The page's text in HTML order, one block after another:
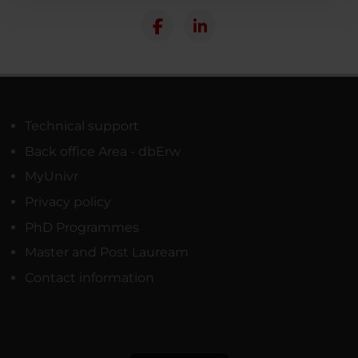
raccolto dal tuo utilizzo dei loro servizi.
Technical support
Back office Area - dbErw
MyUnivr
Privacy policy
PhD Programmes
Master and Post Lauream
Contact information